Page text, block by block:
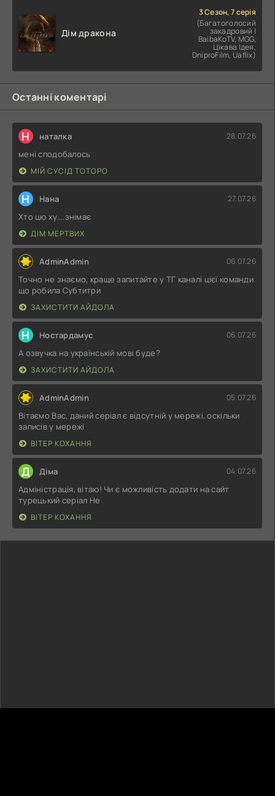
Дім дракона
3 Сезон, 7 серія
(Багатоголосий
закадровий |
BaibaKoTV, MGG,
Цікава Ідея,
DniproFilm, Uaflix)
Останні коментарі
Н наталка 28.07.26
мені сподобалось
МІЙ СУСІД ТОТОРО
Н Нана 27.07.26
Хто цю ху....знімає
ДІМ МЕРТВИХ
AdminAdmin 06.07.26
Точно не знаємо, краще запитайте у ТГ каналі цієї команди
що робила Субтитри
ЗАХИСТИТИ АЙДОЛА
Н Ностардамус 06.07.26
А озвучка на українській мові буде?
ЗАХИСТИТИ АЙДОЛА
AdminAdmin 05.07.26
Вітаємо Вас, даний серіал є відсутній у мережі, оскільки
записів у мережі
ВІТЕР КОХАННЯ
Д Діма 04.07.26
Адміністрація, вітаю! Чи є можливість додати на сайт
турецький серіал Не
ВІТЕР КОХАННЯ